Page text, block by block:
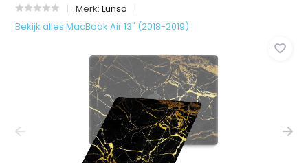
Merk:Lunso
Bekijk alles MacBook Air 13" (2018-2019)